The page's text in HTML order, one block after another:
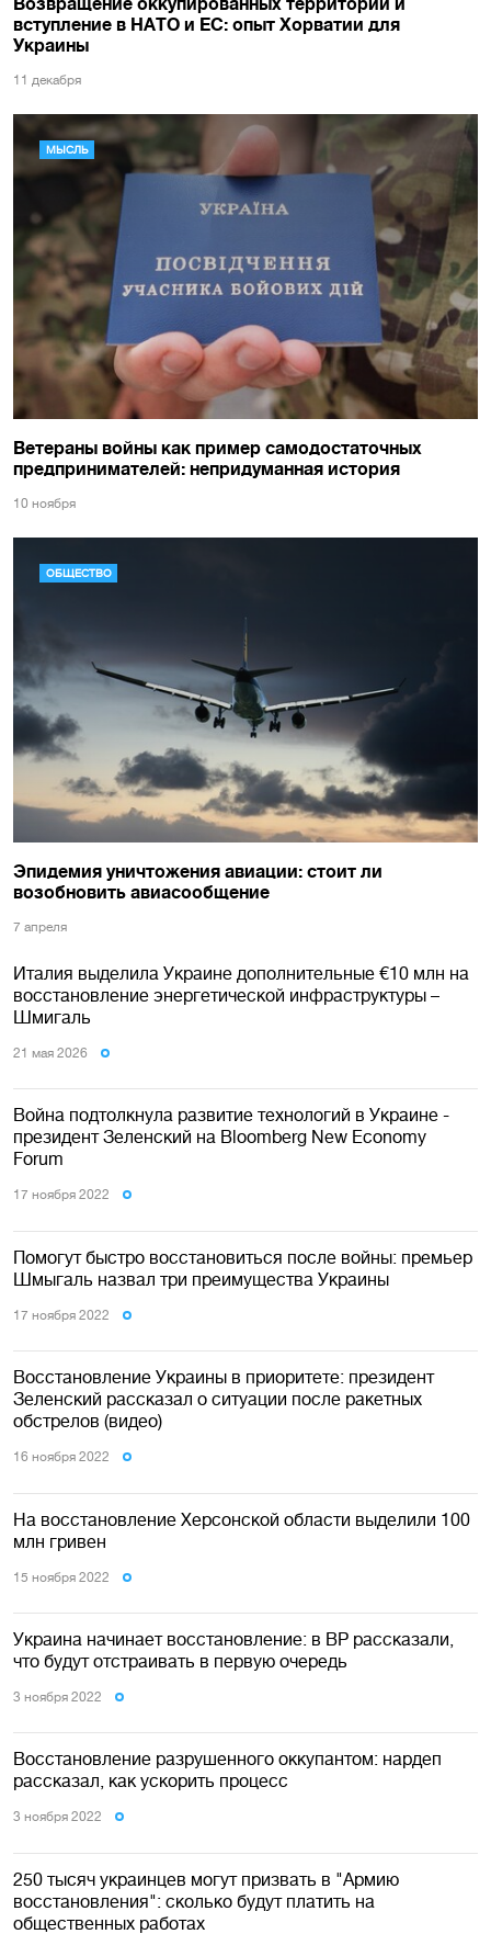
вступление в НАТО и ЕС: опыт Хорватии для
Украины
11 декабря
МЫСЛЬ
Ветераны войны как пример самодостаточных
предпринимателей: непридуманная история
10 ноября
ОБЩЕСТВО
Эпидемия уничтожения авиации: стоит ли
возобновить авиасообщение
7 апреля
Италия выделила Украине дополнительные €10 млн на
восстановление энергетической инфраструктуры –
Шмигаль
21 мая 2026
Война подтолкнула развитие технологий в Украине -
президент Зеленский на Bloomberg New Economy
Forum
17 ноября 2022
Помогут быстро восстановиться после войны: премьер
Шмыгаль назвал три преимущества Украины
17 ноября 2022
Восстановление Украины в приоритете: президент
Зеленский рассказал о ситуации после ракетных
обстрелов (видео)
16 ноября 2022
На восстановление Херсонской области выделили 100
млн гривен
15 ноября 2022
Украина начинает восстановление: в ВР рассказали,
что будут отстраивать в первую очередь
3 ноября 2022
Восстановление разрушенного оккупантом: нардеп
рассказал, как ускорить процесс
3 ноября 2022
250 тысяч украинцев могут призвать в "Армию
восстановления": сколько будут платить на
общественных работах